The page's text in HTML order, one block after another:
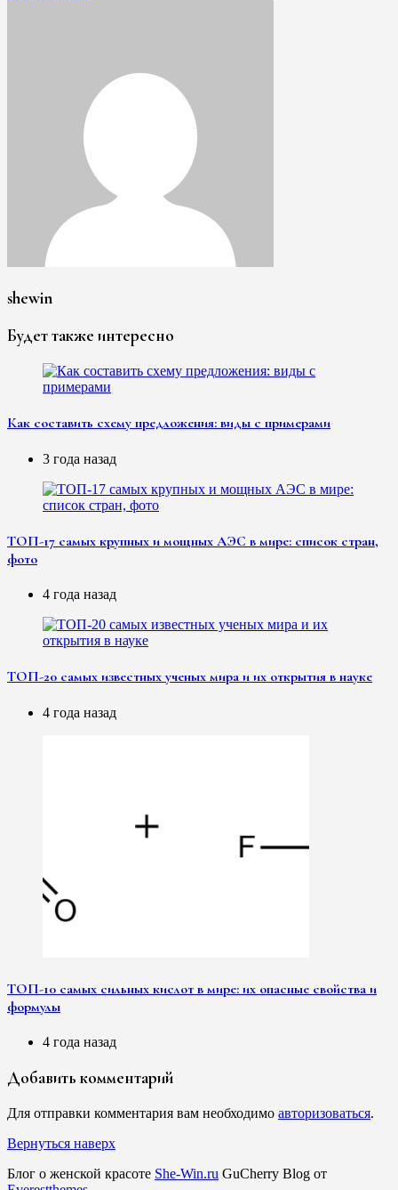
shewin
Будет также интересно
Как составить схему предложения: виды с примерами
3 года назад
ТОП-17 самых крупных и мощных АЭС в мире: список стран,
фото
4 года назад
ТОП-20 самых известных ученых мира и их открытия в науке
4 года назад
ТОП-10 самых сильных кислот в мире: их опасные свойства и
формулы
4 года назад
Добавить комментарий
Для отправки комментария вам необходимо авторизоваться.
Вернуться наверх
Блог о женской красоте She-Win.ru GuCherry Blog от